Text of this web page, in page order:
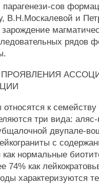
сов
В.Н.Москалевой и
рядов
ПРОЯВЛЕНИЯ
относятся к
три вида:
двупале-
с
нормальные
74% как
характеризуются